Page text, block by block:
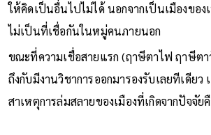
ให้คิดเป็นอื่นไปไม่ได้ นอกจากเป็นเมืองของ
ไม่เป็นที่เชื่อกันในหมู่คนภายนอก
ขณะที่ความเชื่อสายแรก (ฤาษีตาไฟ ฤาษีตา
ถึงกับมีงานวิชาการออกมารองรับเลยทีเดียว
สาเหตุการล่มสลายของเมืองที่เกิดจากปัจจั